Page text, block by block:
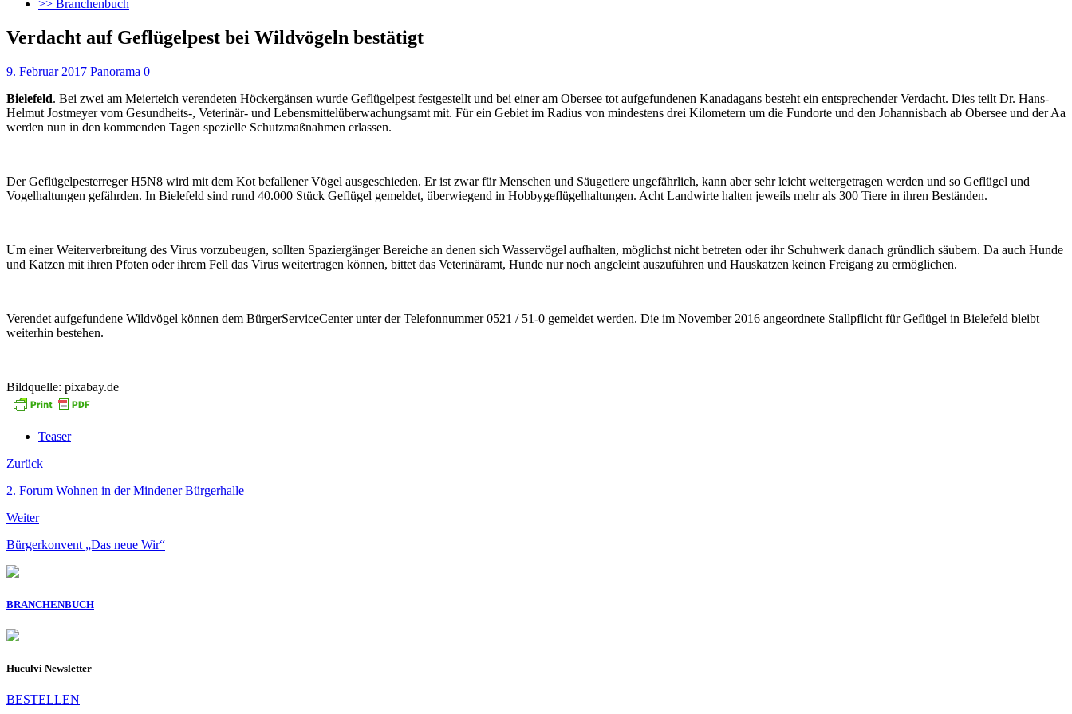
>> Branchenbuch
Verdacht auf Geflügelpest bei Wildvögeln bestätigt
9. Februar 2017 Panorama 0
Bielefeld. Bei zwei am Meierteich verendeten Höckergänsen wurde Geflügelpest festgestellt und bei einer am Obersee tot aufgefundenen Kanadagans besteht ein entsprechender Verdacht. Dies teilt Dr. Hans-
Helmut Jostmeyer vom Gesundheits-, Veterinär- und Lebensmittelüberwachungsamt mit. Für ein Gebiet im Radius von mindestens drei Kilometern um die Fundorte und den Johannisbach ab Obersee und der Aa
werden nun in den kommenden Tagen spezielle Schutzmaßnahmen erlassen.
Der Geflügelpesterreger H5N8 wird mit dem Kot befallener Vögel ausgeschieden. Er ist zwar für Menschen und Säugetiere ungefährlich, kann aber sehr leicht weitergetragen werden und so Geflügel und
Vogelhaltungen gefährden. In Bielefeld sind rund 40.000 Stück Geflügel gemeldet, überwiegend in Hobbygeflügelhaltungen. Acht Landwirte halten jeweils mehr als 300 Tiere in ihren Beständen.
Um einer Weiterverbreitung des Virus vorzubeugen, sollten Spaziergänger Bereiche an denen sich Wasservögel aufhalten, möglichst nicht betreten oder ihr Schuhwerk danach gründlich säubern. Da auch Hunde
und Katzen mit ihren Pfoten oder ihrem Fell das Virus weitertragen können, bittet das Veterinäramt, Hunde nur noch angeleint auszuführen und Hauskatzen keinen Freigang zu ermöglichen.
Verendet aufgefundene Wildvögel können dem BürgerServiceCenter unter der Telefonnummer 0521 / 51-0 gemeldet werden. Die im November 2016 angeordnete Stallpflicht für Geflügel in Bielefeld bleibt
weiterhin bestehen.
Bildquelle: pixabay.de
Teaser
Zurück
2. Forum Wohnen in der Mindener Bürgerhalle
Weiter
Bürgerkonvent „Das neue Wir“
BRANCHENBUCH
Huculvi Newsletter
BESTELLEN